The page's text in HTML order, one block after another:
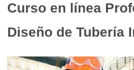
Curso en línea
Diseño de Tubería